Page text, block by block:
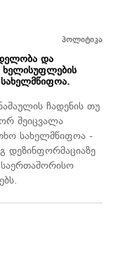
პოლიტიკა
და
ხელისუფლების
ჩადენის თუ
შეიცვალა
სახელმწიფოა -
დეზინფორმაციაზე
საერთაშორისო